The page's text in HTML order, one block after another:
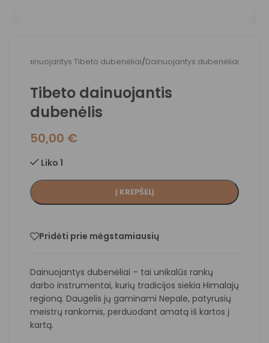
Dainuojantys Tibeto dubenėliai/Dainuojantys dubenėliai
Tibeto dainuojantis
dubenėlis
50,00 €
Liko 1
Į KREPŠELĮ
Pridėti prie mėgstamiausių
Dainuojantys dubenėliai – tai unikalūs rankų
darbo instrumentai, kurių tradicijos siekia Himalajų
regioną. Daugelis jų gaminami Nepale, patyrusių
meistrų rankomis, perduodant amatą iš kartos į
kartą.